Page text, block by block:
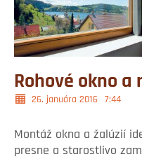
Rohové okno a
26. januára 2016 7:44
Montáž okna a žalúzií
presne a starostlivo